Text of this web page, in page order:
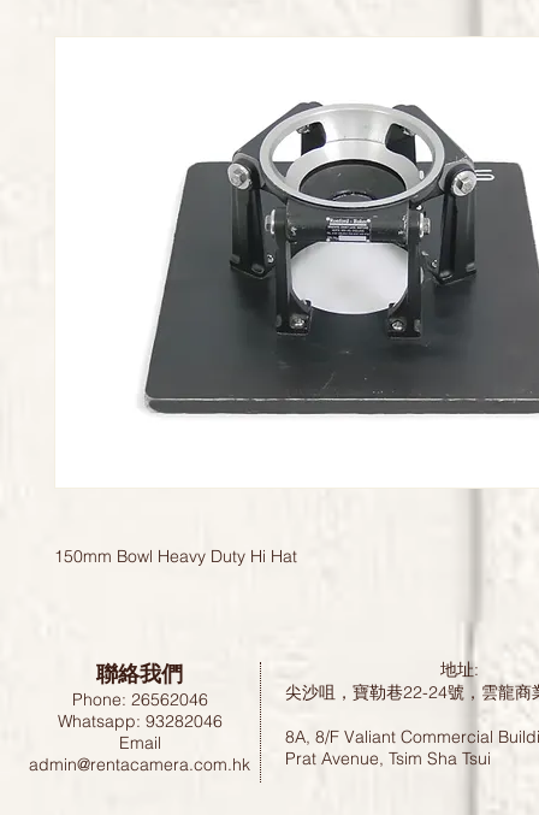
150mm Bowl Heavy Duty Hi Hat
聯絡我們
Phone: 26562046
Whatsapp: 93282046
Email
admin@rentacamera.com.hk
地址:
尖沙咀，寶勒巷22-24號，雲龍
8A, 8/F Valiant Commercial
Prat Avenue, Tsim Sha Tsui